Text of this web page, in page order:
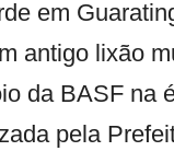
em
antigo lixão
da BASF na
pela